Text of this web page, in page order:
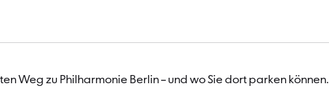
Weg zu Philharmonie Berlin – und wo Sie dort parken können.